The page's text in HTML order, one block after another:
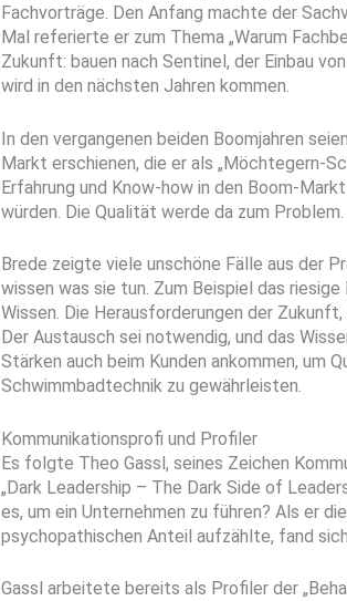
Fachvorträge. Den Anfang machte der
Mal referierte er zum Thema „Warum
Zukunft: bauen nach Sentinel, der Einbau
wird in den nächsten Jahren kommen.
In den vergangenen beiden Boomjahren
Markt erschienen, die er als „Möchtegern-
Erfahrung und Know-how in den Boom-
würden. Die Qualität werde da zum Problem.
Brede zeigte viele unschöne Fälle aus der
wissen was sie tun. Zum Beispiel das
Wissen. Die Herausforderungen der
Der Austausch sei notwendig, und das
Stärken auch beim Kunden ankommen, um
Schwimmbadtechnik zu gewährleisten.
Kommunikationsprofi und Profiler
Es folgte Theo Gassl, seines Zeichen
„Dark Leadership – The Dark Side of
es, um ein Unternehmen zu führen? Als er
psychopathischen Anteil aufzählte, fand
Gassl arbeitete bereits als Profiler der